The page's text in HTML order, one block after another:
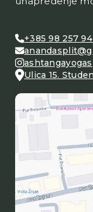
+385 98 257
Ulica 15.